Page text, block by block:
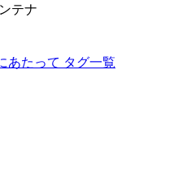
テナ
あたって タグ一覧